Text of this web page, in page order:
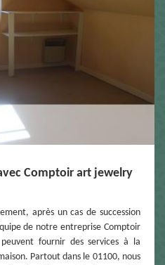
Comptoir art jewelry
après un cas de succession
de notre entreprise Comptoir
fournir des services à la
Partout dans le 01100, nous